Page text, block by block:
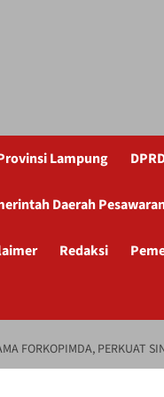
Lampung
Daerah
Redaksi
FORKOPIMDA, PERKUAT